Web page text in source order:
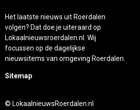
Het laatste nieuws uit Roerdalen
volgen? Dat doe je uiteraard op
Lokaalnieuwsroerdalen.nl. Wij
focussen op de dagelijkse
nieuwsitems van omgeving Roerdalen.
Sitemap
© LokaalnieuwsRoerdalen.nl